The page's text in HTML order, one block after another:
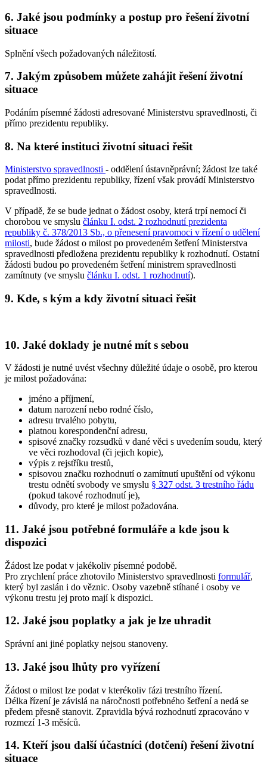
6. Jaké jsou podmínky a postup pro řešení životní
situace
Splnění všech požadovaných náležitostí.
7. Jakým způsobem můžete zahájit řešení životní
situace
Podáním písemné žádosti adresované Ministerstvu spravedlnosti, či
přímo prezidentu republiky.
8. Na které instituci životní situaci řešit
Ministerstvo spravedlnosti - oddělení ústavněprávní; žádost lze také
podat přímo prezidentu republiky, řízení však provádí Ministerstvo
spravedlnosti.
V případě, že se bude jednat o žádost osoby, která trpí nemocí či
chorobou ve smyslu článku I. odst. 2 rozhodnutí prezidenta
republiky č. 378/2013 Sb., o přenesení pravomoci v řízení o udělení
milosti, bude žádost o milost po provedeném šetření Ministerstva
spravedlnosti předložena prezidentu republiky k rozhodnutí. Ostatní
žádosti budou po provedeném šetření ministrem spravedlnosti
zamítnuty (ve smyslu článku I. odst. 1 rozhodnutí).
9. Kde, s kým a kdy životní situaci řešit
10. Jaké doklady je nutné mít s sebou
V žádosti je nutné uvést všechny důležité údaje o osobě, pro kterou
je milost požadována:
jméno a příjmení,
datum narození nebo rodné číslo,
adresu trvalého pobytu,
platnou korespondenční adresu,
spisové značky rozsudků v dané věci s uvedením soudu, který
ve věci rozhodoval (či jejich kopie),
výpis z rejstříku trestů,
spisovou značku rozhodnutí o zamítnutí upuštění od výkonu
trestu odnětí svobody ve smyslu § 327 odst. 3 trestního řádu
(pokud takové rozhodnutí je),
důvody, pro které je milost požadována.
11. Jaké jsou potřebné formuláře a kde jsou k
dispozici
Žádost lze podat v jakékoliv písemné podobě.
Pro zrychlení práce zhotovilo Ministerstvo spravedlnosti formulář,
který byl zaslán i do věznic. Osoby vazebně stíhané i osoby ve
výkonu trestu jej proto mají k dispozici.
12. Jaké jsou poplatky a jak je lze uhradit
Správní ani jiné poplatky nejsou stanoveny.
13. Jaké jsou lhůty pro vyřízení
Žádost o milost lze podat v kterékoliv fázi trestního řízení.
Délka řízení je závislá na náročnosti potřebného šetření a nedá se
předem přesně stanovit. Zpravidla bývá rozhodnutí zpracováno v
rozmezí 1-3 měsíců.
14. Kteří jsou další účastníci (dotčení) řešení životní
situace